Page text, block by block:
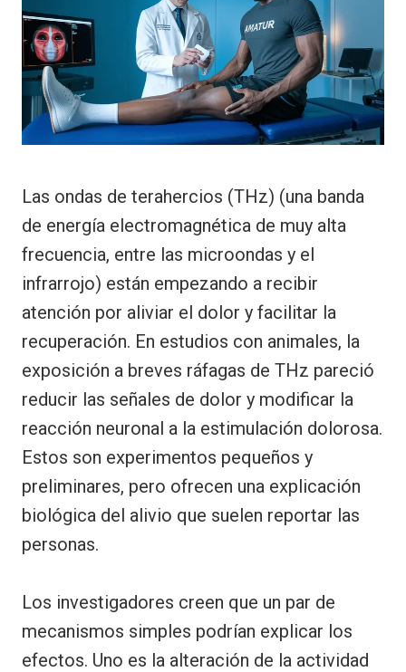
Las ondas de terahercios (THz) (una banda
de energía electromagnética de muy alta
frecuencia, entre las microondas y el
infrarrojo) están empezando a recibir
atención por aliviar el dolor y facilitar la
recuperación. En estudios con animales, la
exposición a breves ráfagas de THz pareció
reducir las señales de dolor y modificar la
reacción neuronal a la estimulación dolorosa.
Estos son experimentos pequeños y
preliminares, pero ofrecen una explicación
biológica del alivio que suelen reportar las
personas.
Los investigadores creen que un par de
mecanismos simples podrían explicar los
efectos. Uno es la alteración de la actividad